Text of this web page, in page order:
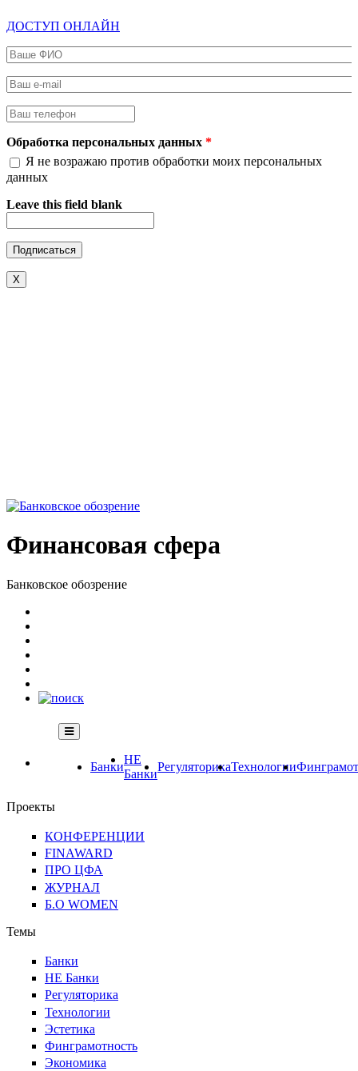
ДОСТУП ОНЛАЙН
Ваше ФИО
Ваш e-mail
Ваш телефон
Обработка персональных данных *
Я не возражаю против обработки моих персональных
данных
Leave this field blank
X
Финансовая сфера
Банковское обозрение
Банки
НЕ
Банки
РегуляторикаТехнологии
Проекты
КОНФЕРЕНЦИИ
FINAWARD
ПРО ЦФА
ЖУРНАЛ
Б.О WOMEN
Темы
Банки
НЕ Банки
Регуляторика
Технологии
Эстетика
Финграмотность
Экономика